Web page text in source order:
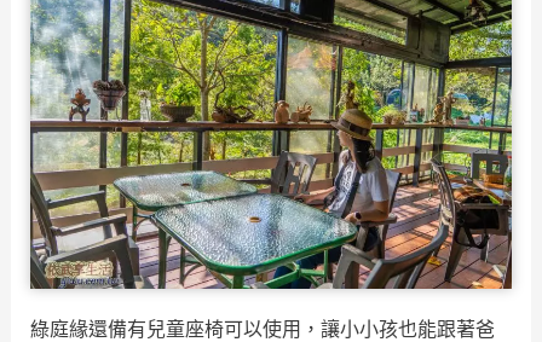
綠庭緣還備有兒童座椅可以使用，讓小小孩也能跟著爸